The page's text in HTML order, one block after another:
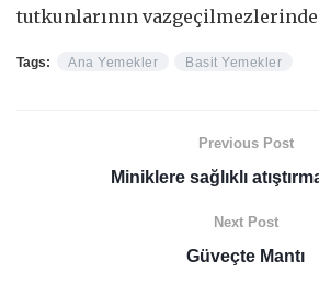
tutkunlarının
Tags: Ana Yemekler Basit Yemekler
Previous Post
Miniklere sağlıklı
Next Post
Güveçte Mantı